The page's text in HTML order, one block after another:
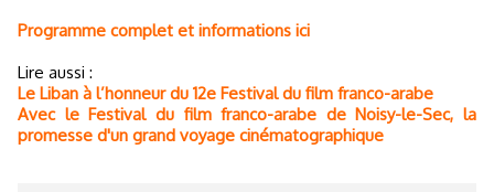
Programme complet et informations ici
Lire aussi :
Le Liban à l’honneur du 12e Festival du film franco-arabe
Avec le Festival du film franco-arabe de Noisy-le-Sec, la
promesse d'un grand voyage cinématographique